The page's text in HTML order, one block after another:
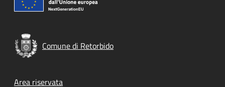
Comune di Retorbido
Area riservata